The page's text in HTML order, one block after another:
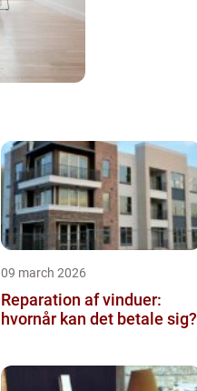
09 march 2026
Reparation af vinduer:
hvornår kan det betale sig?